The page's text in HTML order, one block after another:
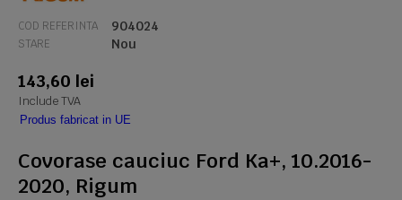
COD REFERINTA 904024
STARE Nou
143,60 lei
Include TVA
Produs fabricat in UE
Covorase cauciuc Ford Ka+, 10.2016-
2020, Rigum